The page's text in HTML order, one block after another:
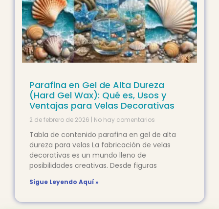
Parafina en Gel de Alta Dureza
(Hard Gel Wax): Qué es, Usos y
Ventajas para Velas Decorativas
2 de febrero de 2026 No hay comentarios
Tabla de contenido parafina en gel de alta
dureza para velas La fabricación de velas
decorativas es un mundo lleno de
posibilidades creativas. Desde figuras
Sigue Leyendo Aquí »